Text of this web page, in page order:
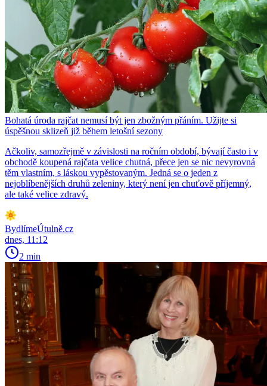
Bohatá úroda rajčat nemusí být jen zbožným přáním. Užijte si
úspěšnou sklizeň již během letošní sezony
Ačkoliv, samozřejmě v závislosti na ročním období, bývají často i v
obchodě koupená rajčata velice chutná, přece jen se nic nevyrovná
těm vlastním, s láskou vypěstovaným. Jedná se o jeden z
nejoblíbenějších druhů zeleniny, který není jen chuťově příjemný,
ale také velice zdravý.
BydlímeÚtulně.cz
dnes, 11:12
2 min